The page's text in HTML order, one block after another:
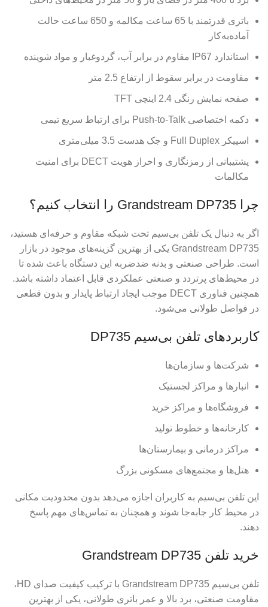
باتری قدرتمند با 65 ساعت مکالمه و 650 ساعت حالت
آماده‌به‌کار
استاندارد IP67 مقاوم در برابر آب، گردوغبار و مواد شوینده
مقاومت در برابر سقوط از ارتفاع 2.5 متر
صفحه نمایش رنگی 2.4 اینچی TFT
دکمه اختصاصی Push-to-Talk برای ارتباط سریع تیمی
اسپیکر Full Duplex و جک هدست 3.5 میلی‌متری
پشتیبانی از رمزنگاری و احراز هویت DECT برای امنیت
مکالمات
چرا Grandstream DP735 را انتخاب کنیم؟
اگر به دنبال یک تلفن بی‌سیم تحت شبکه مقاوم و حرفه‌ای هستید،
Grandstream DP735 یکی از بهترین گزینه‌های موجود در بازار
است. طراحی صنعتی و بدنه ضدضربه این دستگاه باعث شده تا
در محیط‌های پرتردد و صنعتی عملکردی قابل اعتماد داشته باشد.
همچنین فناوری DECT موجب ایجاد ارتباط پایدار و بدون قطعی
در فواصل طولانی می‌شود.
کاربردهای تلفن بی‌سیم DP735
شرکت‌ها و سازمان‌ها
انبارها و مراکز لجستیک
فروشگاه‌ها و مراکز خرید
کارخانه‌ها و خطوط تولید
مراکز درمانی و بیمارستان‌ها
هتل‌ها و مجتمع‌های مسکونی بزرگ
این تلفن بی‌سیم به کاربران اجازه می‌دهد بدون محدودیت مکانی
در محیط کار جابه‌جا شوند و همچنان به تماس‌های مهم پاسخ
دهند.
خرید تلفن Grandstream DP735
تلفن بی‌سیم Grandstream DP735 با ترکیب کیفیت صدای HD،
مقاومت صنعتی، برد بالا و عمر باتری طولانی، یکی از بهترین